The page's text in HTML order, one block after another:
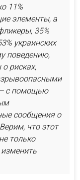
11%
элементы, а
35%
украинских
поведению,
рисках,
с помощью
сообщения о
что этот
только